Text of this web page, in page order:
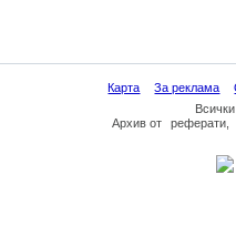
Карта За реклама
Архив от реферати